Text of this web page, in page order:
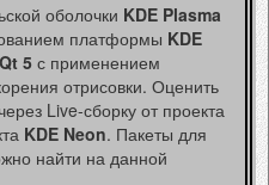
оболочки KDE Plasma
платформы KDE
Qt 5 с применением
отрисовки. Оценить
Live-сборку от проекта
KDE Neon. Пакеты для
найти на данной